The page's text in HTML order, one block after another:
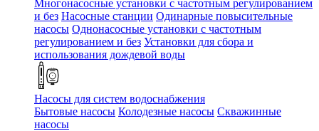
Многонасосные установки с частотным регулированием
и без Насосные станции Одинарные повысительные
насосы Однонасосные установки с частотным
регулированием и без Установки для сбора и
использования дождевой воды
Насосы для систем водоснабжения
Бытовые насосы Колодезные насосы Скважинные
насосы